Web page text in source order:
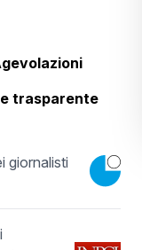
trasparente
giornalisti